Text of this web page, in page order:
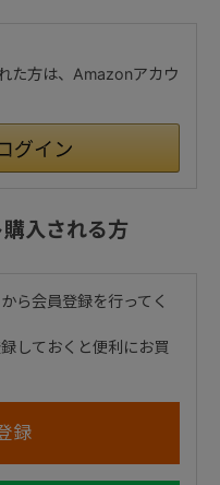
た方は、Amazonアカウ
入される方
ら会員登録を行ってく
しておくと便利にお買